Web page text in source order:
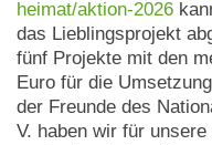
heimat/aktion-2026
das Lieblingsprojekt
fünf Projekte mit den
Euro für die
der Freunde des
V. haben wir für